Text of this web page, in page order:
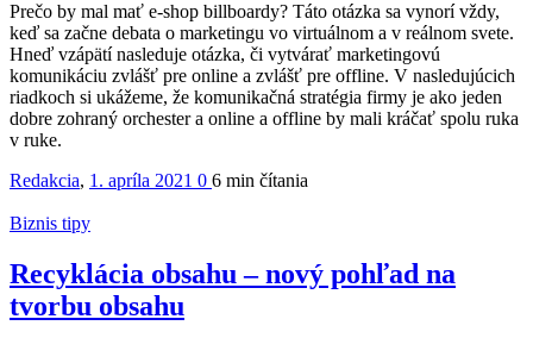
Prečo by mal mať e-shop billboardy? Táto otázka sa vynorí vždy,
keď sa začne debata o marketingu vo virtuálnom a v reálnom svete.
Hneď vzápätí nasleduje otázka, či vytvárať marketingovú
komunikáciu zvlášť pre online a zvlášť pre offline. V nasledujúcich
riadkoch si ukážeme, že komunikačná stratégia firmy je ako jeden
dobre zohraný orchester a online a offline by mali kráčať spolu ruka
v ruke.
Redakcia, 1. apríla 2021 0 6 min čítania
Biznis tipy
Recyklácia obsahu – nový pohľad na
tvorbu obsahu